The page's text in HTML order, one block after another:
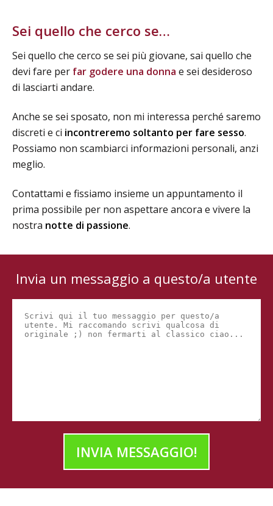
Sei quello che cerco se…
Sei quello che cerco se sei più giovane, sai quello che
devi fare per far godere una donna e sei desideroso
di lasciarti andare.
Anche se sei sposato, non mi interessa perché saremo
discreti e ci incontreremo soltanto per fare sesso.
Possiamo non scambiarci informazioni personali, anzi
meglio.
Contattami e fissiamo insieme un appuntamento il
prima possibile per non aspettare ancora e vivere la
nostra notte di passione.
Invia un messaggio a questo/a utente
INVIA MESSAGGIO!